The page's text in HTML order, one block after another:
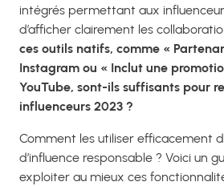
intégrés permettant aux
d’afficher clairement les
ces outils natifs, comme «
Instagram ou « Inclut une
YouTube, sont-ils suffisants pour
influenceurs 2023 ?
Comment les utiliser efficacement
d’influence responsable ? Voici un
exploiter au mieux ces